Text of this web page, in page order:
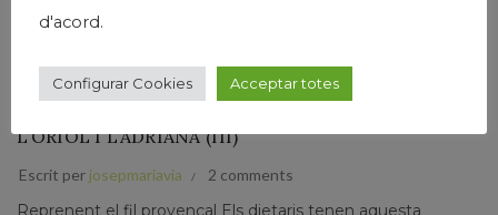
VIATGE CAP A LA LLUM DE LA PROVENÇA. DIETARI
D’UNA TROBADA A AIX-EN-PROVENCE AMB
L’ORIOL I L’ADRIANA (III)
Escrit per josepmariavia 2 comments
Reprenent el fil provençal Els dietaris tenen aquesta
d'acord.
Configurar Cookies Acceptar totes